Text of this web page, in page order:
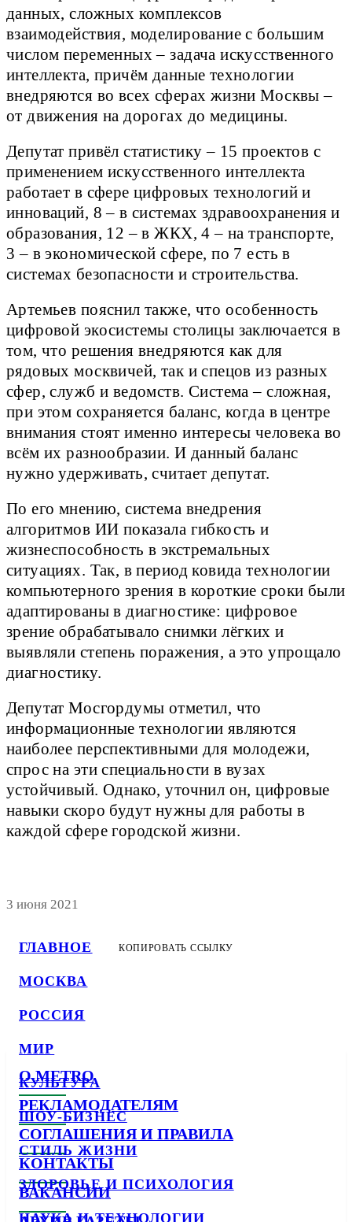
ГЛАВНОЕ
МОСКВА
РОССИЯ
МИР
КУЛЬТУРА
ШОУ-БИЗНЕС
СТИЛЬ ЖИЗНИ
ЗДОРОВЬЕ И ПСИХОЛОГИЯ
НАУКА И ТЕХНОЛОГИИ
данных, сложных комплексов
взаимодействия, моделирование с большим
числом переменных – задача искусственного
интеллекта, причём данные технологии
внедряются во всех сферах жизни Москвы –
от движения на дорогах до медицины.
Депутат привёл статистику – 15 проектов с
применением искусственного интеллекта
работает в сфере цифровых технологий и
инноваций, 8 – в системах здравоохранения и
образования, 12 – в ЖКХ, 4 – на транспорте,
3 – в экономической сфере, по 7 есть в
системах безопасности и строительства.
Артемьев пояснил также, что особенность
цифровой экосистемы столицы заключается в
том, что решения внедряются как для
рядовых москвичей, так и спецов из разных
сфер, служб и ведомств. Система – сложная,
при этом сохраняется баланс, когда в центре
внимания стоят именно интересы человека во
всём их разнообразии. И данный баланс
нужно удерживать, считает депутат.
По его мнению, система внедрения
алгоритмов ИИ показала гибкость и
жизнеспособность в экстремальных
ситуациях. Так, в период ковида технологии
компьютерного зрения в короткие сроки были
адаптированы в диагностике: цифровое
зрение обрабатывало снимки лёгких и
выявляли степень поражения, а это упрощало
диагностику.
Депутат Мосгордумы отметил, что
информационные технологии являются
наиболее перспективными для молодежи,
спрос на эти специальности в вузах
устойчивый. Однако, уточнил он, цифровые
навыки скоро будут нужны для работы в
каждой сфере городской жизни.
3 июня 2021
КОПИРОВАТЬ ССЫЛКУ
О METRO
РЕКЛАМОДАТЕЛЯМ
СОГЛАШЕНИЯ И ПРАВИЛА
КОНТАКТЫ
ВАКАНСИИ